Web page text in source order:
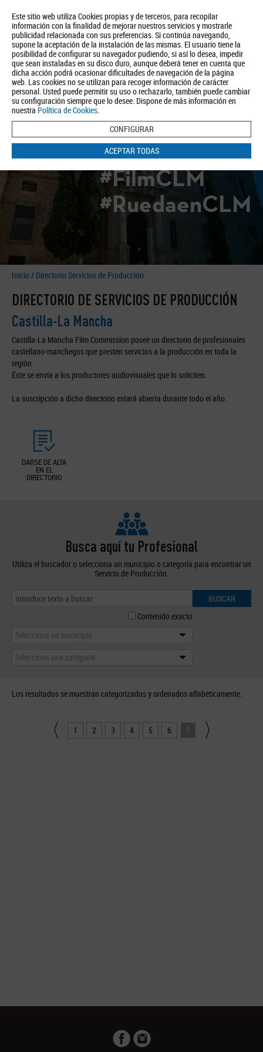
Este sitio web utiliza Cookies propias y de terceros, para recopilar
información con la finalidad de mejorar nuestros servicios y mostrarle
publicidad relacionada con sus preferencias. Si continúa navegando,
supone la aceptación de la instalación de las mismas. El usuario tiene la
posibilidad de configurar su navegador pudiendo, si así lo desea, impedir
que sean instaladas en su disco duro, aunque deberá tener en cuenta que
dicha acción podrá ocasionar dificultades de navegación de la página
web. Las cookies no se utilizan para recoger información de carácter
personal. Usted puede permitir su uso o rechazarlo, también puede cambiar
su configuración siempre que lo desee. Dispone de más información en
nuestra Política de Cookies.
CONFIGURAR
ACEPTAR TODAS
Quiénes somos Turismo Política de Privacidad Aviso Legal
Política de Cookies
BUSCAR
#FilmCLM
#RuedaenCLM
Inicio / Directorio Servicios de Producción
DIRECTORIO DE SERVICIOS DE PRODUCCIÓN
Castilla-La Mancha
Castilla-La Mancha Film Commission posee un directorio de profesionales
castellano-manchegos que presten servicios a la producción en toda la
región.
Éste se envía a los productores audiovisuales que lo soliciten.
La suscripción a dicho directorio estará abierta durante todo el año.
DARSE DE ALTA
EN EL
DIRECTORIO
Busca aquí tu Profesional
Utiliza el buscador o selecciona un municipio o categoría para encontrar un
Servicio de Producción.
BUSCAR
Contenido exacto
Selecciona un municipio
Selecciona una categoría
Los resultados se muestran categorizados y ordenados alfabéticamente.
1 2 3 4 5 6 7